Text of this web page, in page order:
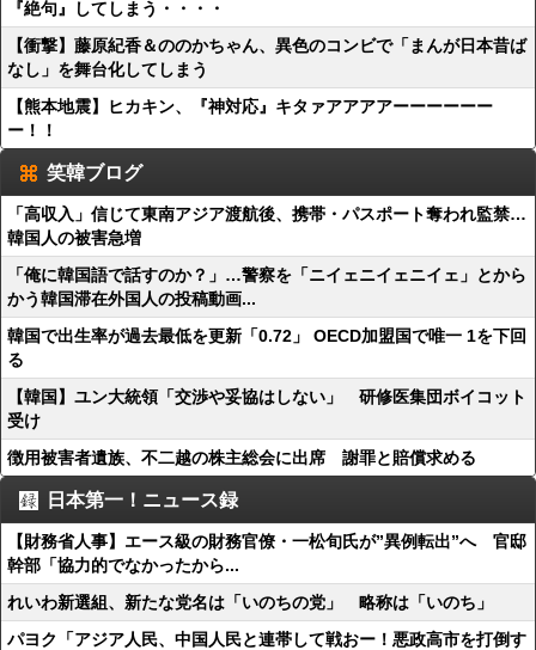
『絶句』してしまう・・・・
【衝撃】藤原紀香＆ののかちゃん、異色のコンビで「まんが日本昔ば
なし」を舞台化してしまう
【熊本地震】ヒカキン、『神対応』キタァアアアアーーーーーー
ー！！
笑韓ブログ
「高収入」信じて東南アジア渡航後、携帯・パスポート奪われ監禁…
韓国人の被害急増
「俺に韓国語で話すのか？」…警察を「ニイェニイェニイェ」とから
かう韓国滞在外国人の投稿動画...
韓国で出生率が過去最低を更新「0.72」 OECD加盟国で唯一 1を下回
る
【韓国】ユン大統領「交渉や妥協はしない」 研修医集団ボイコット
受け
徴用被害者遺族、不二越の株主総会に出席 謝罪と賠償求める
日本第一！ニュース録
【財務省人事】エース級の財務官僚・一松旬氏が”異例転出”へ 官邸
幹部「協力的でなかったから...
れいわ新選組、新たな党名は「いのちの党」 略称は「いのち」
パヨク「アジア人民、中国人民と連帯して戦おー！悪政高市を打倒す